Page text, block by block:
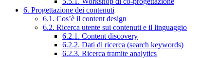
6. Progettazione dei contenuti
6.1. Cos’è il content design
6.2. Ricerca utente sui contenuti e il linguaggio
6.2.1. Content discovery
6.2.2. Dati di ricerca (search keywords)
6.2.3. Ricerca tramite analytics